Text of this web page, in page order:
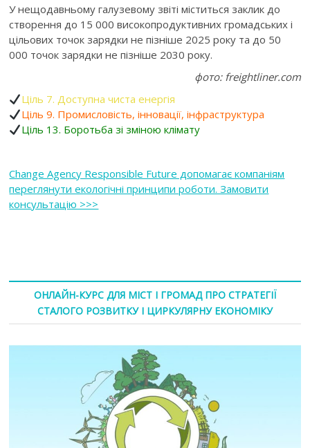
У нещодавньому галузевому звіті міститься заклик до
створення до 15 000 високопродуктивних громадських і
цільових точок зарядки не пізніше 2025 року та до 50
000 точок зарядки не пізніше 2030 року.
фото: freightliner.com
Ціль 7. Доступна чиста енергія
Ціль 9. Промисловість, інновації, інфраструктура
Ціль 13. Боротьба зі зміною клімату
Change Agency Responsible Future допомагає компаніям
переглянути екологічні принципи роботи. Замовити
консультацію >>>
ОНЛАЙН-КУРС ДЛЯ МІСТ І ГРОМАД ПРО СТРАТЕГІЇ
СТАЛОГО РОЗВИТКУ І ЦИРКУЛЯРНУ ЕКОНОМІКУ